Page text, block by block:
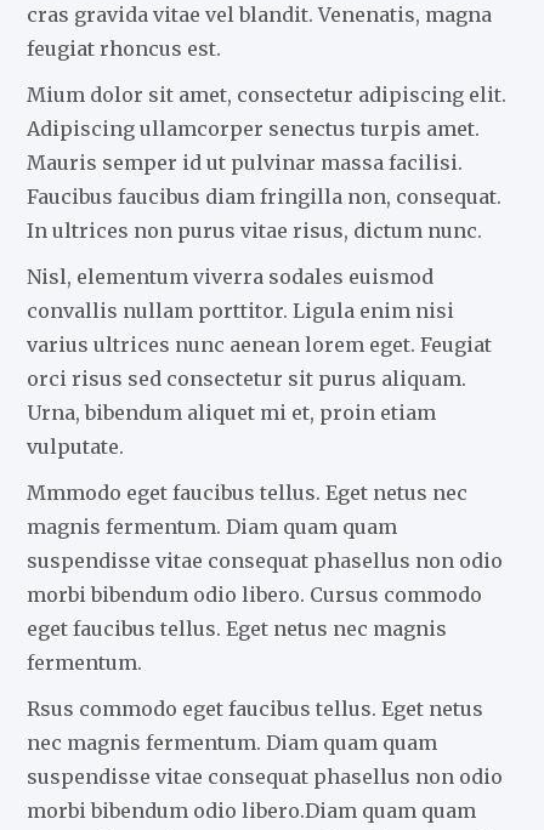
cras gravida vitae vel blandit. Venenatis, magna
feugiat rhoncus est.
Mium dolor sit amet, consectetur adipiscing elit.
Adipiscing ullamcorper senectus turpis amet.
Mauris semper id ut pulvinar massa facilisi.
Faucibus faucibus diam fringilla non, consequat.
In ultrices non purus vitae risus, dictum nunc.
Nisl, elementum viverra sodales euismod
convallis nullam porttitor. Ligula enim nisi
varius ultrices nunc aenean lorem eget. Feugiat
orci risus sed consectetur sit purus aliquam.
Urna, bibendum aliquet mi et, proin etiam
vulputate.
Mmmodo eget faucibus tellus. Eget netus nec
magnis fermentum. Diam quam quam
suspendisse vitae consequat phasellus non odio
morbi bibendum odio libero. Cursus commodo
eget faucibus tellus. Eget netus nec magnis
fermentum.
Rsus commodo eget faucibus tellus. Eget netus
nec magnis fermentum. Diam quam quam
suspendisse vitae consequat phasellus non odio
morbi bibendum odio libero.Diam quam quam